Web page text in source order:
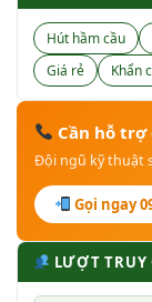
Hút hầm cầu
Giá rẻ
Khẩn
Cần hỗ trợ
Đội ngũ kỹ thuật
Gọi ngay
LƯỢT TRUY